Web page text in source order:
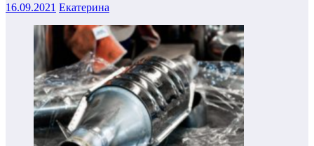
16.09.2021 Екатерина